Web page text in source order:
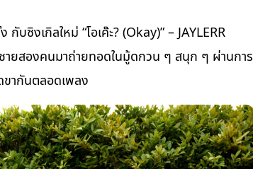
ซิงเกิลใหม่ “โอเค๊ะ? (Okay)” – JAYLERR
ยสองคนมาถ่ายทอดในมู้ดกวน ๆ สนุก ๆ ผ่านการ
ากันตลอดเพลง